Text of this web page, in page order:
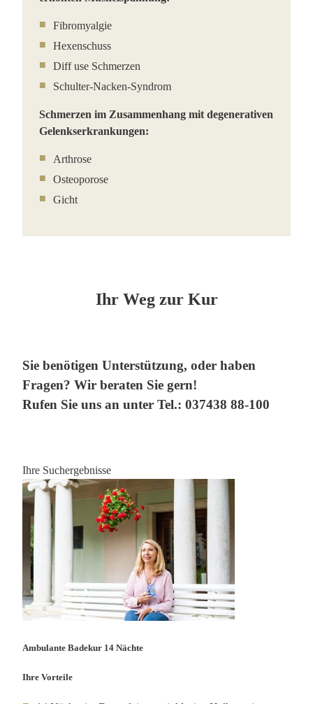
Fibromyalgie
Hexenschuss
Diff use Schmerzen
Schulter-Nacken-Syndrom
Schmerzen im Zusammenhang mit degenerativen
Gelenkserkrankungen:
Arthrose
Osteoporose
Gicht
Ihr Weg zur Kur
Sie benötigen Unterstützung, oder haben
Fragen? Wir beraten Sie gern!
Rufen Sie uns an unter Tel.: 037438 88-100
Ihre Suchergebnisse
Ambulante Badekur 14 Nächte
Ihre Vorteile